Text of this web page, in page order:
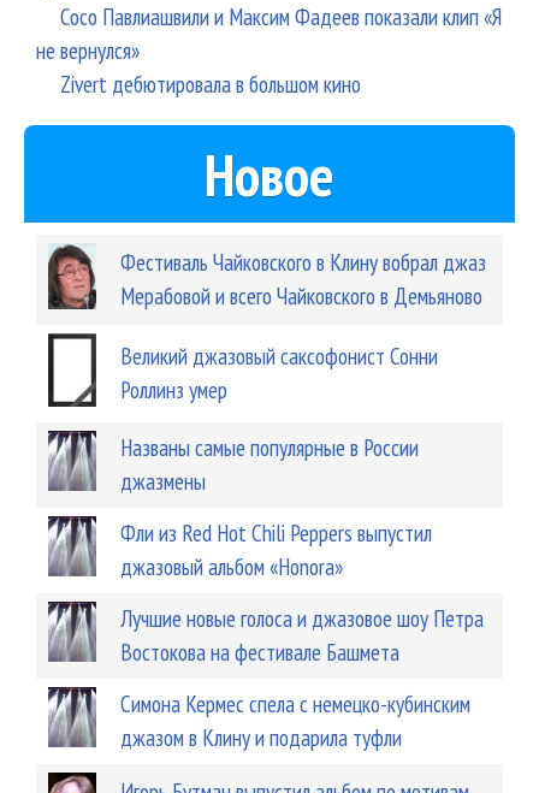
Сосо Павлиашвили и Максим Фадеев показали клип «Я
не вернулся»
Zivert дебютировала в большом кино
Новое
Фестиваль Чайковского в Клину вобрал джаз
Мерабовой и всего Чайковского в Демьяново
Великий джазовый саксофонист Сонни
Роллинз умер
Названы самые популярные в России
джазмены
Фли из Red Hot Chili Peppers выпустил
джазовый альбом «Honora»
Лучшие новые голоса и джазовое шоу Петра
Востокова на фестивале Башмета
Симона Кермес спела с немецко-кубинским
джазом в Клину и подарила туфли